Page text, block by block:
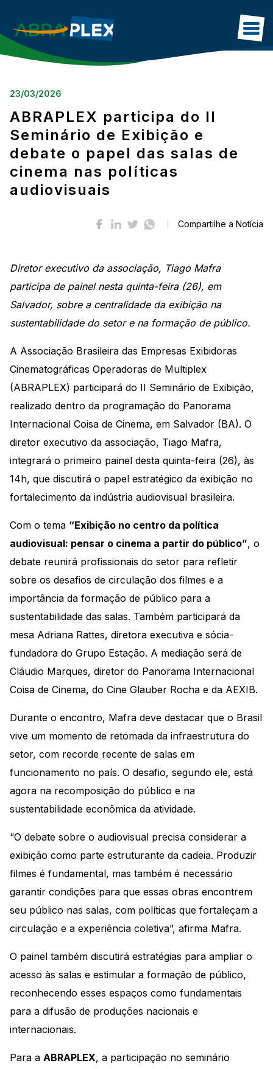
SOBRE
ASSOCIADOS
DADOS DO SETOR
BLOG
CONTATO
23/03/2026
ABRAPLEX participa do II
Seminário de Exibição e
debate o papel das salas de
cinema nas políticas
audiovisuais
Compartilhe a Notícia
Diretor executivo da associação, Tiago Mafra
participa de painel nesta quinta-feira (26), em
Salvador, sobre a centralidade da exibição na
sustentabilidade do setor e na formação de público.
A Associação Brasileira das Empresas Exibidoras
Cinematográficas Operadoras de Multiplex
(ABRAPLEX) participará do II Seminário de Exibição,
realizado dentro da programação do Panorama
Internacional Coisa de Cinema, em Salvador (BA). O
diretor executivo da associação, Tiago Mafra,
integrará o primeiro painel desta quinta-feira (26), às
14h, que discutirá o papel estratégico da exibição no
fortalecimento da indústria audiovisual brasileira.
Com o tema “Exibição no centro da política
audiovisual: pensar o cinema a partir do público”, o
debate reunirá profissionais do setor para refletir
sobre os desafios de circulação dos filmes e a
importância da formação de público para a
sustentabilidade das salas. Também participará da
mesa Adriana Rattes, diretora executiva e sócia-
fundadora do Grupo Estação. A mediação será de
Cláudio Marques, diretor do Panorama Internacional
Coisa de Cinema, do Cine Glauber Rocha e da AEXIB.
Durante o encontro, Mafra deve destacar que o Brasil
vive um momento de retomada da infraestrutura do
setor, com recorde recente de salas em
funcionamento no país. O desafio, segundo ele, está
agora na recomposição do público e na
sustentabilidade econômica da atividade.
“O debate sobre o audiovisual precisa considerar a
exibição como parte estruturante da cadeia. Produzir
filmes é fundamental, mas também é necessário
garantir condições para que essas obras encontrem
seu público nas salas, com políticas que fortaleçam a
circulação e a experiência coletiva”, afirma Mafra.
O painel também discutirá estratégias para ampliar o
acesso às salas e estimular a formação de público,
reconhecendo esses espaços como fundamentais
para a difusão de produções nacionais e
internacionais.
Para a ABRAPLEX, a participação no seminário